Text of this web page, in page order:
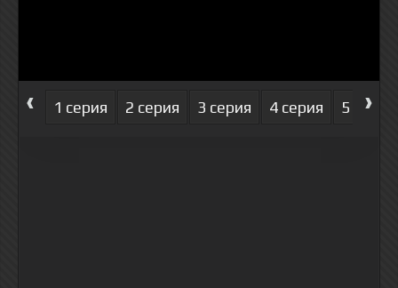
‹ 1 серия 2 серия 3 серия 4 серия 5 серия
›